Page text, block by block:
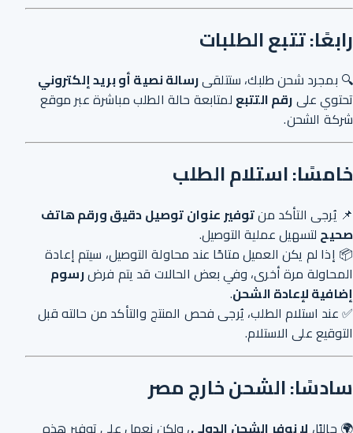
رابعًا: تتبع الطلبات
🔍 بمجرد شحن طلبك، ستتلقىرسالة نصية أو بريد إلكتروني
تحتوي علىرقم التتبع لمتابعة حالة الطلب مباشرة عبر موقع
شركة الشحن.
خامسًا: استلام الطلب
📌 يُرجى التأكد منتوفير عنوان توصيل دقيق ورقم هاتف
صحيح لتسهيل عملية التوصيل.
📦 إذا لم يكن العميل متاحًا عند محاولة التوصيل، سيتم إعادة
المحاولة مرة أخرى، وفي بعض الحالات قد يتم فرضرسوم
إضافية لإعادة الشحن.
✅ عند استلام الطلب، يُرجى فحص المنتج والتأكد من حالته قبل
التوقيع على الاستلام.
سادسًا: الشحن خارج مصر